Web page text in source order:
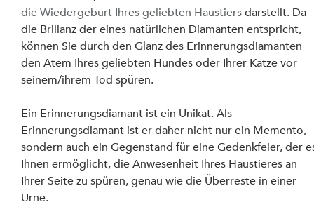
die Wiedergeburt Ihres geliebten Haustiers darstellt. Da
die Brillanz der eines natürlichen Diamanten entspricht,
können Sie durch den Glanz des Erinnerungsdiamanten
den Atem Ihres geliebten Hundes oder Ihrer Katze vor
seinem/ihrem Tod spüren.
Ein Erinnerungsdiamant ist ein Unikat. Als
Erinnerungsdiamant ist er daher nicht nur ein Memento,
sondern auch ein Gegenstand für eine Gedenkfeier, der
Ihnen ermöglicht, die Anwesenheit Ihres Haustieres an
Ihrer Seite zu spüren, genau wie die Überreste in einer
Urne.